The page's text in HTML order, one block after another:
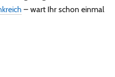
– wart Ihr schon einmal